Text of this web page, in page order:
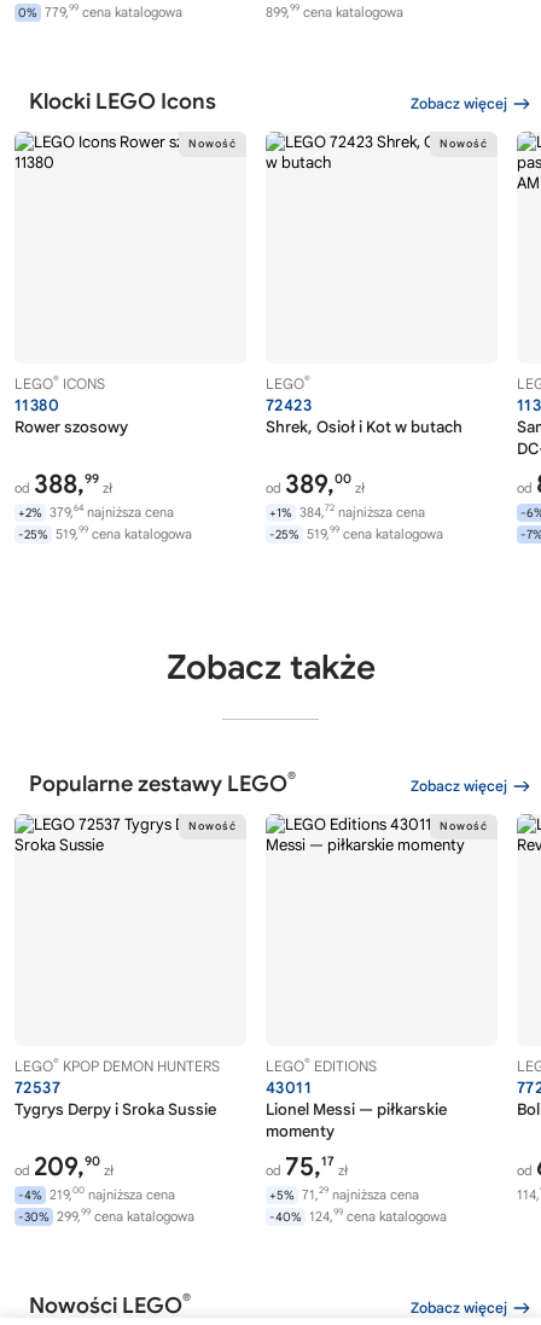
0% 779,99 cena katalogowa
899,99 cena katalogowa
Klocki LEGO Icons Zobacz więcej
LEGO® ICONS
11380
Rower szosowy
od 388,99
zł
+2% 379,64 najniższa cena
-25% 519,99 cena katalogowa
LEGO®
72423
Shrek, Osioł i Kot w butach
od 389,00
zł
+1% 384,72 najniższa cena
-25% 519,99 cena katalogowa
od
-
-
Zobacz także
Popularne zestawy LEGO® Zobacz więcej
LEGO® KPOP DEMON HUNTERS
72537
Tygrys Derpy i Sroka Sussie
od 209,90
zł
-4% 219,00 najniższa cena
-30% 299,99 cena katalogowa
LEGO® EDITIONS
43011
Lionel Messi — piłkarskie
momenty
od 75,17
zł
+5% 71,29 najniższa cena
-40% 124,99 cena katalogowa
od
114,
Nowości LEGO® Zobacz więcej